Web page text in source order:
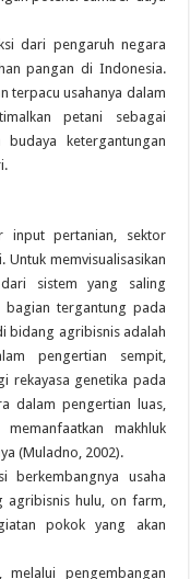
dari pengaruh negara
pangan di Indonesia.
terpacu usahanya dalam
petani sebagai
ketergantungan
input pertanian, sektor
memvisualisasikan
sistem yang saling
bagian tergantung pada
bidang agribisnis adalah
pengertian sempit,
rekayasa genetika pada
dalam pengertian luas,
makhluk
(Muladno, 2002).
berkembangnya usaha
agribisnis hulu, on farm,
pokok yang akan
melalui pengembangan